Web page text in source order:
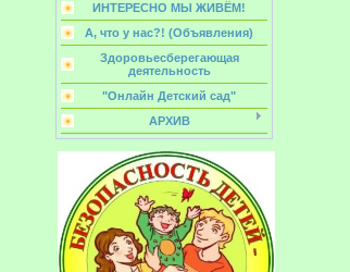
ИНТЕРЕСНО МЫ ЖИВЁМ!
А, что у нас?! (Объявления)
Здоровьесберегающая
деятельность
"Онлайн Детский сад"
АРХИВ